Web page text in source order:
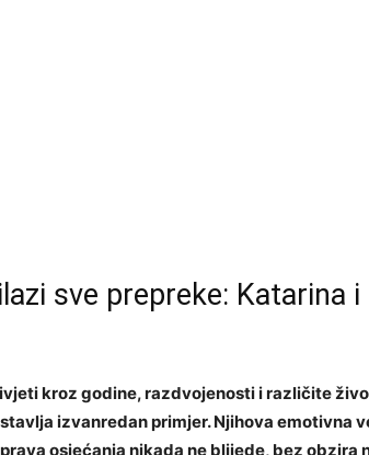
sve prepreke: Katarina i
kroz godine, razdvojenosti i različite
izvanredan primjer. Njihova emotivna
osjećanja nikada ne blijede, bez obzira